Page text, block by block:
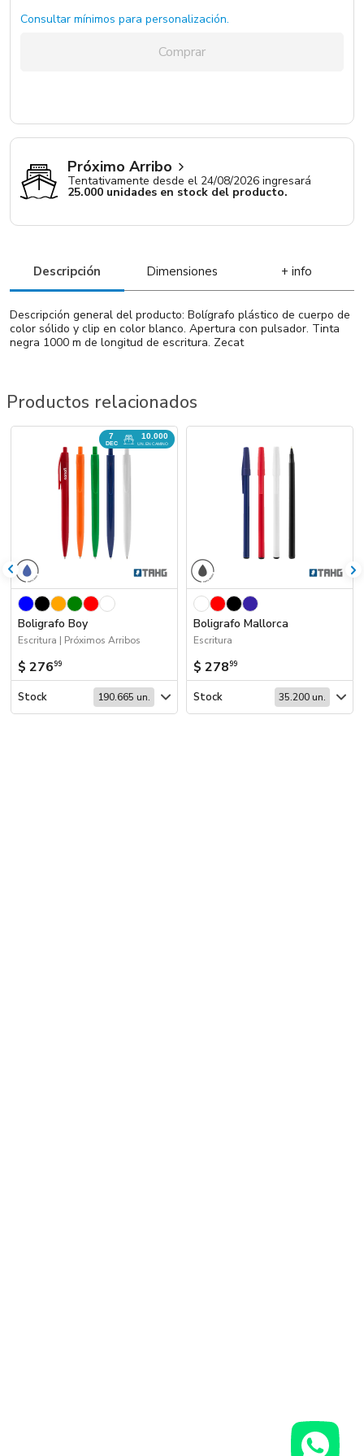
Consultar mínimos para personalización.
Comprar
Próximo Arribo
Tentativamente desde el 24/08/2026 ingresará
25.000 unidades en stock del producto.
Descripción Dimensiones + info
Descripción general del producto: Bolígrafo plástico de cuerpo de
color sólido y clip en color blanco. Apertura con pulsador. Tinta
negra 1000 m de longitud de escritura. Zecat
Productos relacionados
7
DEC
10.000
UN. EN CAMINO
Boligrafo Boy
Escritura | Próximos Arribos
$ 27699
Stock 190.665 un.
Boligrafo Mallorca
Escritura
$ 27899
Stock 35.200 un.